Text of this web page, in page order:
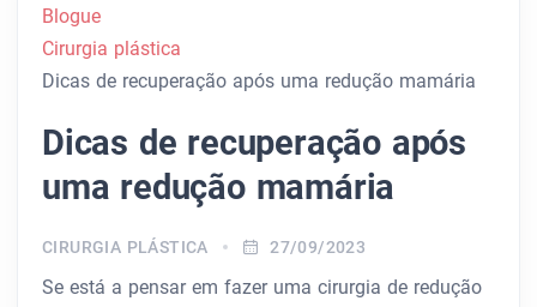
Blogue
Cirurgia plástica
Dicas de recuperação após uma redução mamária
Dicas de recuperação após
uma redução mamária
CIRURGIA PLÁSTICA 27/09/2023
Se está a pensar em fazer uma cirurgia de redução